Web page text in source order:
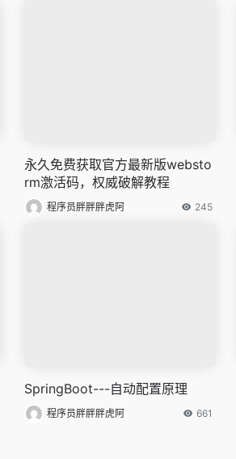
永久免费获取官方最新版websto
rm激活码，权威破解教程
程序员胖胖胖虎阿 245
SpringBoot---自动配置原理
程序员胖胖胖虎阿 661